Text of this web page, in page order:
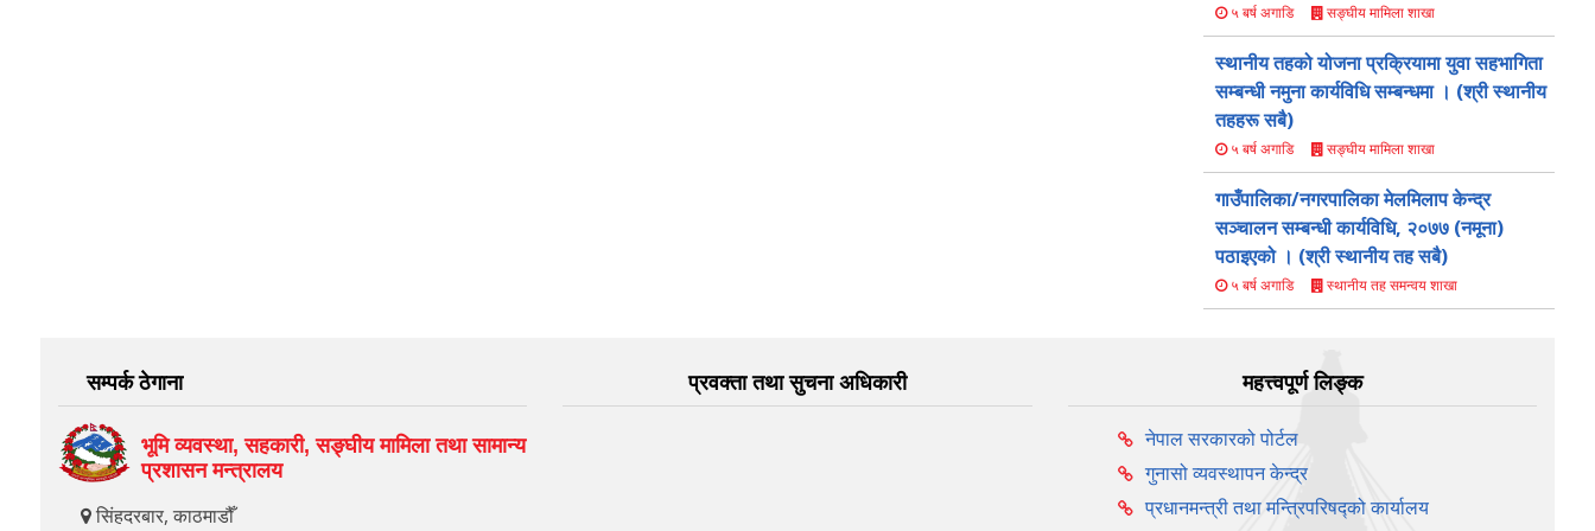
५ बर्ष अगाडि सङ्घीय मामिला शाखा
स्थानीय तहको योजना प्रक्रियामा युवा सहभागिता
सम्बन्धी नमुना कार्यविधि सम्बन्धमा । (श्री स्थानीय
तहहरू सबै)
५ बर्ष अगाडि सङ्घीय मामिला शाखा
गाउँपालिका/नगरपालिका मेलमिलाप केन्द्र
सञ्चालन सम्बन्धी कार्यविधि, २०७७ (नमूना)
पठाइएको । (श्री स्थानीय तह सबै)
५ बर्ष अगाडि स्थानीय तह समन्वय शाखा
सम्पर्क ठेगाना
भूमि व्यवस्था, सहकारी, सङ्‍घीय मामिला तथा सामान्य
प्रशासन मन्त्रालय
सिंहदरबार, काठमाडौँ
प्रवक्ता तथा सुचना अधिकारी महत्त्वपूर्ण लिङ्क
नेपाल सरकारको पोर्टल
गुनासो व्यवस्थापन केन्द्र
प्रधानमन्त्री तथा मन्त्रिपरिषद्को कार्यालय